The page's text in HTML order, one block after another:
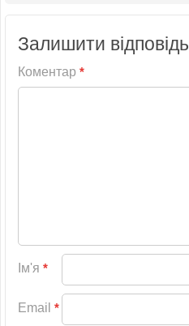
Залишити відповідь
Коментар *
Ім'я *
Email *